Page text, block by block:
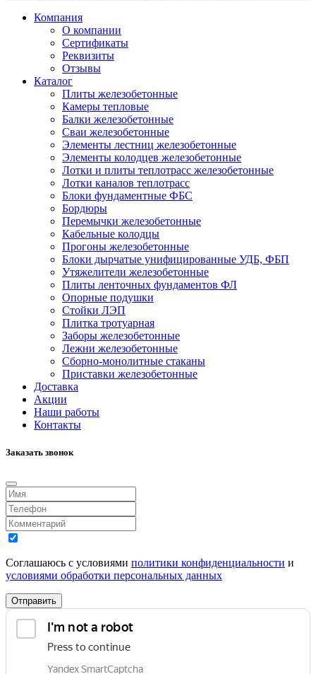
Компания
О компании
Сертификаты
Реквизиты
Отзывы
Каталог
Плиты железобетонные
Камеры тепловые
Балки железобетонные
Сваи железобетонные
Элементы лестниц железобетонные
Элементы колодцев железобетонные
Лотки и плиты теплотрасс железобетонные
Лотки каналов теплотрасс
Блоки фундаментные ФБС
Бордюры
Перемычки железобетонные
Кабельные колодцы
Прогоны железобетонные
Блоки дырчатые унифицированные УДБ, ФБП
Утяжелители железобетонные
Плиты ленточных фундаментов ФЛ
Опорные подушки
Стойки ЛЭП
Плитка тротуарная
Заборы железобетонные
Лежни железобетонные
Сборно-монолитные стаканы
Приставки железобетонные
Доставка
Акции
Наши работы
Контакты
Заказать звонок
Соглашаюсь с условиями политики конфиденциальности и
условиями обработки персональных данных
Отправить